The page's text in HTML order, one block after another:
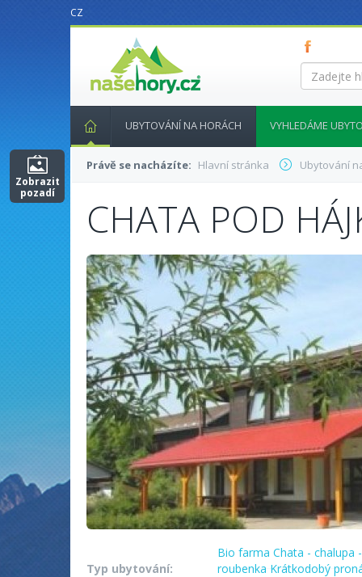
CZ
nasehory.cz
Zadejte
hledaný
UBYTOVÁNÍ NA HORÁCH VYHLEDÁME
Právě se nacházíte: Hlavní stránka Ubytování
CHATA POD
Typ ubytování:
Bio farma Chata - chalupa -
roubenka Krátkodobý
Zobrazit
pozadí